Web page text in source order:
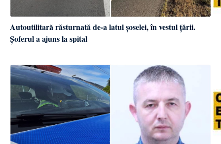
Autoutilitară răsturnată de-a latul șoselei, în vestul țării.
Șoferul a ajuns la spital